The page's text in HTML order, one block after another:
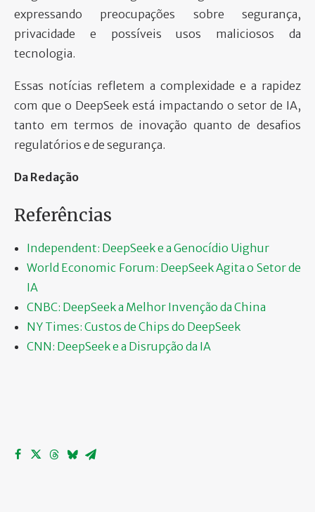
expressando preocupações sobre segurança,
privacidade e possíveis usos maliciosos da
tecnologia.
Essas notícias refletem a complexidade e a rapidez
com que o DeepSeek está impactando o setor de IA,
tanto em termos de inovação quanto de desafios
regulatórios e de segurança.
Da Redação
Referências
Independent: DeepSeek e a Genocídio Uighur
World Economic Forum: DeepSeek Agita o Setor de
IA
CNBC: DeepSeek a Melhor Invenção da China
NY Times: Custos de Chips do DeepSeek
CNN: DeepSeek e a Disrupção da IA